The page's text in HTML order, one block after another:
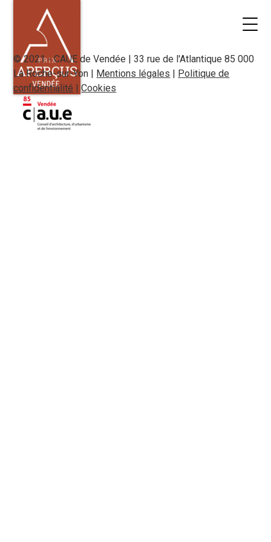
© 2021 - CAUE de Vendée | 33 rue de l'Atlantique 85 000
La Roche-sur-Yon | Mentions légales | Politique de
confidentialité |Cookies